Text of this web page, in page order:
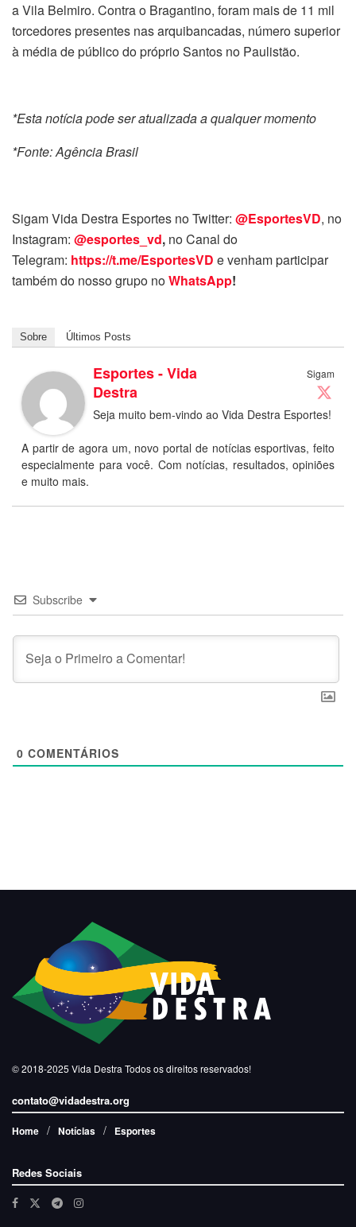
a Vila Belmiro. Contra o Bragantino, foram mais de 11 mil
torcedores presentes nas arquibancadas, número superior
à média de público do próprio Santos no Paulistão.
*Esta notícia pode ser atualizada a qualquer momento
*Fonte: Agência Brasil
Sigam Vida Destra Esportes no Twitter: @EsportesVD, no
Instagram: @esportes_vd, no Canal do
Telegram: https://t.me/EsportesVD e venham participar
também do nosso grupo noWhatsApp!
Sobre Últimos Posts
Sigam
Esportes - Vida
Destra
Seja muito bem-vindo ao Vida Destra Esportes!
A partir de agora um, novo portal de notícias esportivas, feito
especialmente para você. Com notícias, resultados, opiniões
e muito mais.
Subscribe
0 COMENTÁRIOS
© 2018-2025 Vida Destra Todos os direitos reservados!
contato@vidadestra.org
Home Notícias Esportes
Redes Sociais